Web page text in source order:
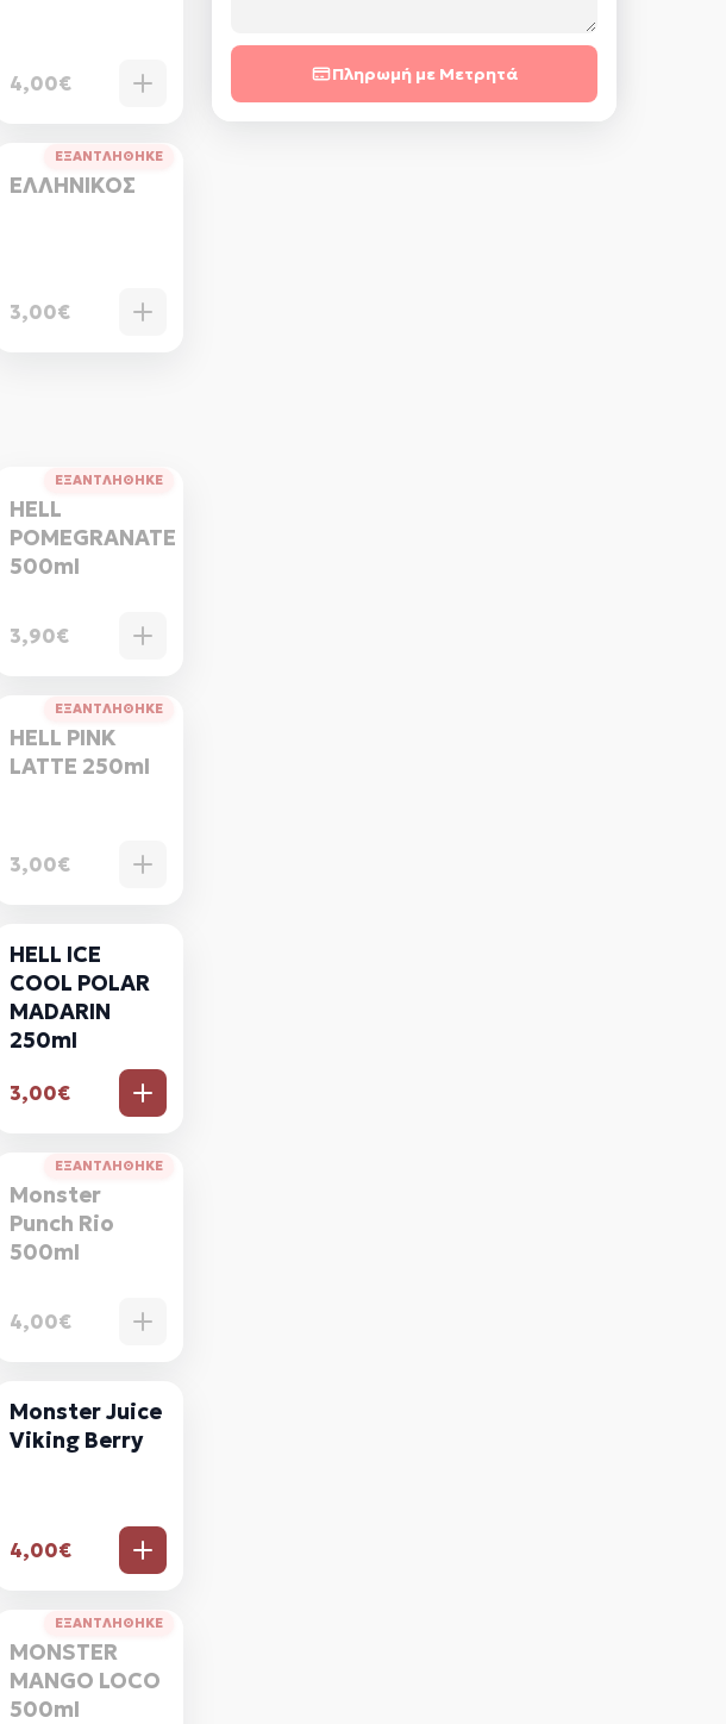
4,00€
ΕΞΑΝΤΛΗΘΗΚΕ
ΕΛΛΗΝΙΚΟΣ
3,00€
ΕΞΑΝΤΛΗΘΗΚΕ
HELL
POMEGRANATE
500ml
3,90€
ΕΞΑΝΤΛΗΘΗΚΕ
HELL PINK
LATTE 250ml
3,00€
HELL ICE
COOL POLAR
MADARIN
250ml
3,00€
ΕΞΑΝΤΛΗΘΗΚΕ
Monster
Punch Rio
500ml
4,00€
Monster Juice
Viking Berry
4,00€
ΕΞΑΝΤΛΗΘΗΚΕ
MONSTER
MANGO LOCO
500ml
Πληρωμή με Μετρητά